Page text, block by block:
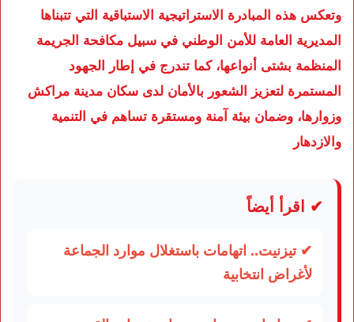
وتعكس هذه المبادرة الاستراتيجية الاستباقية التي تتبناها
المديرية العامة للأمن الوطني في سبيل مكافحة الجريمة
المنظمة بشتى أنواعها، كما تندرج في إطار الجهود
المستمرة لتعزيز الشعور بالأمان لدى سكان مدينة مراكش
وزوارها، وضمان بيئة آمنة ومستقرة تساهم في التنمية
والازدهار
✔ اقرأ أيضاً
✔ تيزنيت.. اتهامات باستغلال موارد الجماعة
لأغراض انتخابية